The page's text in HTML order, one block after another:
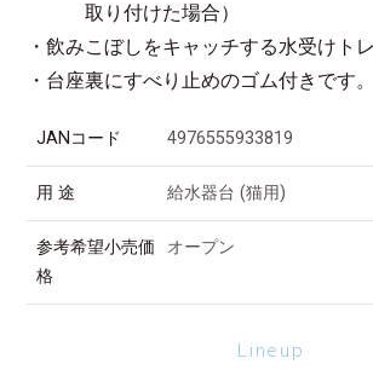
取り付けた場合）
・飲みこぼしをキャッチする水受けト
・台座裏にすべり止めのゴム付きです。
JANコード 4976555933819
用 途 給水器台 (猫用)
参考希望小売価
格
オープン
Lineup